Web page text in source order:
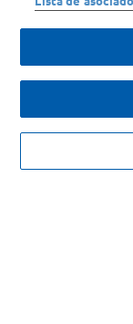
$564.